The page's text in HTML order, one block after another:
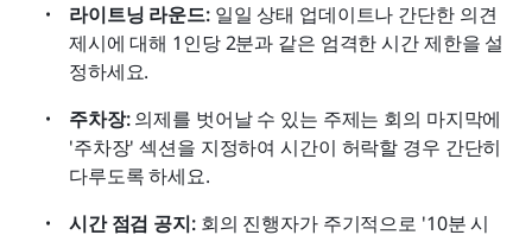
라이트닝 라운드: 일일 상태 업데이트나 간단한 의견
제시에 대해 1인당 2분과 같은 엄격한 시간 제한을 설
정하세요.
주차장: 의제를 벗어날 수 있는 주제는 회의 마지막에
'주차장' 섹션을 지정하여 시간이 허락할 경우 간단히
다루도록 하세요.
시간 점검 공지: 회의 진행자가 주기적으로 '10분 시